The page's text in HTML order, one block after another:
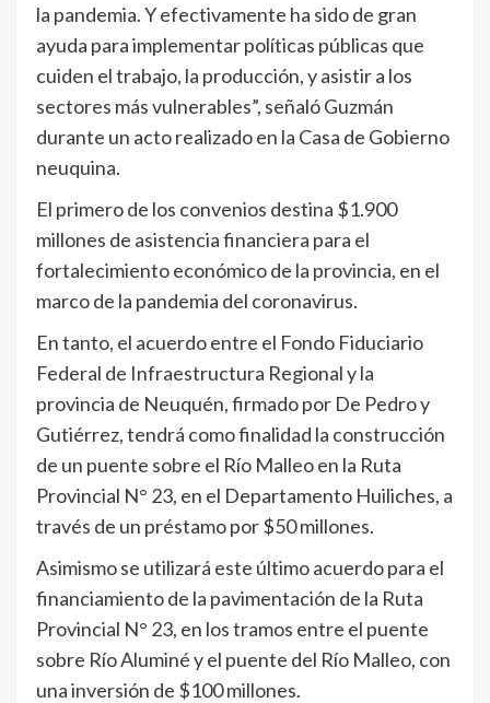
la pandemia. Y efectivamente ha sido de gran
ayuda para implementar políticas públicas que
cuiden el trabajo, la producción, y asistir a los
sectores más vulnerables”, señaló Guzmán
durante un acto realizado en la Casa de Gobierno
neuquina.
El primero de los convenios destina $1.900
millones de asistencia financiera para el
fortalecimiento económico de la provincia, en el
marco de la pandemia del coronavirus.
En tanto, el acuerdo entre el Fondo Fiduciario
Federal de Infraestructura Regional y la
provincia de Neuquén, firmado por De Pedro y
Gutiérrez, tendrá como finalidad la construcción
de un puente sobre el Río Malleo en la Ruta
Provincial N° 23, en el Departamento Huiliches, a
través de un préstamo por $50 millones.
Asimismo se utilizará este último acuerdo para el
financiamiento de la pavimentación de la Ruta
Provincial N° 23, en los tramos entre el puente
sobre Río Aluminé y el puente del Río Malleo, con
una inversión de $100 millones.